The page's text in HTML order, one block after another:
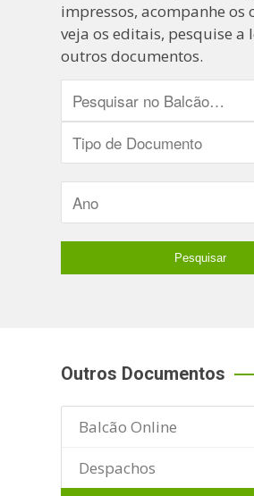
impressos, acompanhe os
veja os editais, pesquise a
outros documentos.
Outros Documentos
Balcão Online
Despachos